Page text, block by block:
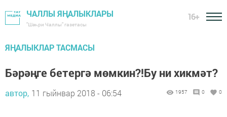
ЧАЛЛЫ ЯҢАЛЫКЛАРЫ
"Шәһри Чаллы" газетасы
16+
ЯҢАЛЫКЛАР ТАСМАСЫ
Бәрәңге бетергә мөмкин?!Бу ни хикмәт?
автор, 11 гыйнвар 2018 - 06:54 1957 0 0